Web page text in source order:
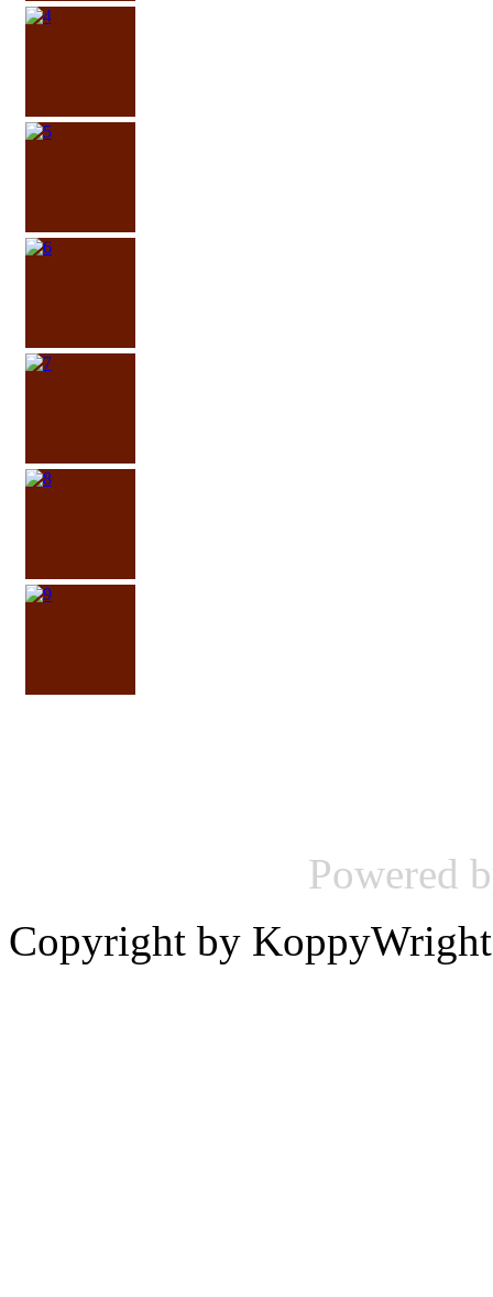
Powered
Copyright by KoppyWright